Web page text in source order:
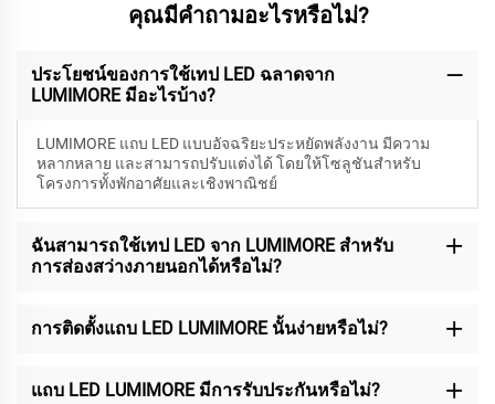
คุณมีคำถามอะไรหรือไม่?
ประโยชน์ของการใช้เทป LED ฉลาดจาก
LUMIMORE มีอะไรบ้าง?
LUMIMORE แถบ LED แบบอัจฉริยะประหยัดพลังงาน มีความ
หลากหลาย และสามารถปรับแต่งได้ โดยให้โซลูชันสำหรับ
โครงการทั้งพักอาศัยและเชิงพาณิชย์
ฉันสามารถใช้เทป LED จาก LUMIMORE สำหรับ
การส่องสว่างภายนอกได้หรือไม่?
การติดตั้งแถบ LED LUMIMORE นั้นง่ายหรือไม่?
แถบ LED LUMIMORE มีการรับประกันหรือไม่?